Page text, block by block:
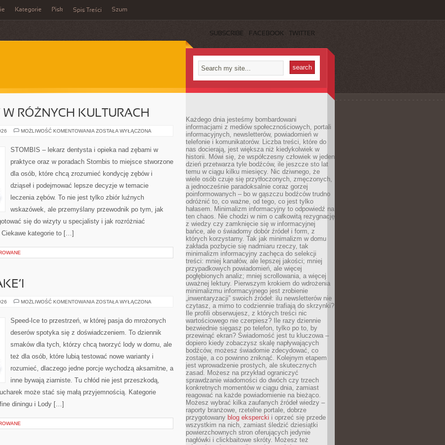
Kategorie Pisk Spis Treści Szum
SUBSCRIBE FACEBOOK TWITTER
RÓŻNYCH KULTURACH
MOŻLIWOŚĆ KOMENTOWANIA ZDROWIE
RÓŻNYCH
KULTURACH
ZOSTAŁA WYŁĄCZONA
STOMBIS – lekarz dentysta i opieka nad zębami w
praktyce oraz w poradach Stombis to miejsce stworzone
dla osób, które chcą zrozumieć kondycję zębów i
dziąseł i podejmować lepsze decyzje w temacie
leczenia zębów. To nie jest tylko zbiór luźnych
wskazówek, ale przemyślany przewodnik po tym, jak
się do wizyty u specjalisty i jak rozróżniać
Ciekawe kategorie to […]
MOŻLIWOŚĆ KOMENTOWANIA PRZEPISY
ZOSTAŁA WYŁĄCZONA
Speed-Ice to przestrzeń, w której pasja do mrożonych
deserów spotyka się z doświadczeniem. To dziennik
smaków dla tych, którzy chcą tworzyć lody w domu, ale
też dla osób, które lubią testować nowe warianty i
rozumieć, dlaczego jedne porcje wychodzą aksamitne, a
inne bywają ziarniste. Tu chłód nie jest przeszkodą,
może stać się małą przyjemnością. Kategorie
diningu i Lody […]
Każdego dnia jesteśmy bombardowani
informacjami z mediów społecznościowych, portali
informacyjnych, newsletterów, powiadomień w
telefonie i komunikatorów. Liczba treści, które do
nas docierają, jest większa niż kiedykolwiek w
historii. Mówi się, że współczesny człowiek w jeden
dzień przetwarza tyle bodźców, ile jeszcze sto lat
temu w ciągu kilku miesięcy. Nic dziwnego, że
wiele osób czuje się przytłoczonych, zmęczonych,
a jednocześnie paradoksalnie coraz gorzej
poinformowanych – bo w gąszczu bodźców trudno
odróżnić to, co ważne, od tego, co jest tylko
hałasem. Minimalizm informacyjny to odpowiedź na
ten chaos. Nie chodzi w nim o całkowitą rezygnację
z wiedzy czy zamknięcie się w informacyjnej
bańce, ale o świadomy dobór źródeł i form, z
których korzystamy. Tak jak minimalizm w domu
zakłada pozbycie się nadmiaru rzeczy, tak
minimalizm informacyjny zachęca do selekcji
treści: mniej kanałów, ale lepszej jakości; mniej
przypadkowych powiadomień, ale więcej
pogłębionych analiz; mniej scrollowania, a więcej
uważnej lektury. Pierwszym krokiem do wdrożenia
minimalizmu informacyjnego jest zrobienie
„inwentaryzacji” swoich źródeł: ilu newsletterów nie
czytasz, a mimo to codziennie trafiają do skrzynki?
Ile profili obserwujesz, z których treści nic
wartościowego nie czerpiesz? Ile razy dziennie
bezwiednie sięgasz po telefon, tylko po to, by
przewinąć ekran? Świadomość jest tu kluczowa –
dopiero kiedy zobaczysz skalę napływających
bodźców, możesz świadomie zdecydować, co
zostaje, a co powinno zniknąć. Kolejnym etapem
jest wprowadzenie prostych, ale skutecznych
zasad. Możesz na przykład ograniczyć
sprawdzanie wiadomości do dwóch czy trzech
konkretnych momentów w ciągu dnia, zamiast
reagować na każde powiadomienie na bieżąco.
Możesz wybrać kilka zaufanych źródeł wiedzy –
raporty branżowe, rzetelne portale, dobrze
przygotowany blog ekspercki i oprzeć się przede
wszystkim na nich, zamiast śledzić dziesiątki
powierzchownych stron oferujących jedynie
nagłówki i clickbaitowe skróty. Możesz też